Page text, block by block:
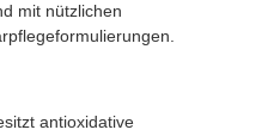
mit nützlichen
antioxidative